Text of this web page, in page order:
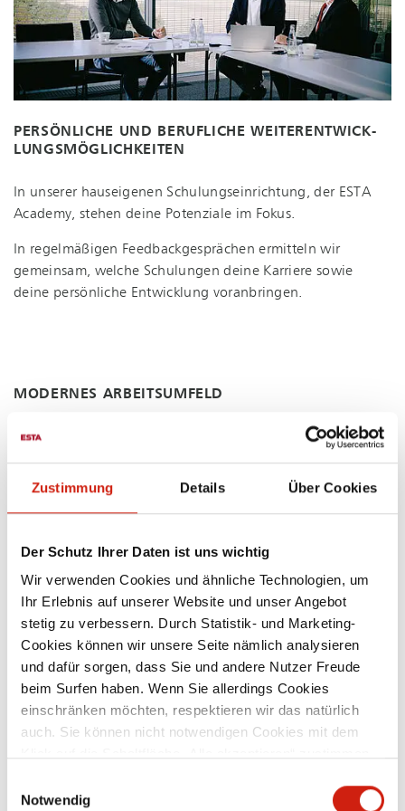
Zustimmung Details Über Cookies
Der Schutz Ihrer Daten ist uns wichtig
Wir verwenden Cookies und ähnliche Technologien, um
Ihr Erlebnis auf unserer Website und unser Angebot
stetig zu verbessern. Durch Statistik- und Marketing-
Cookies können wir unsere Seite nämlich analysieren
und dafür sorgen, dass Sie und andere Nutzer Freude
beim Surfen haben. Wenn Sie allerdings Cookies
einschränken möchten, respektieren wir das natürlich
auch. Sie können nicht notwendigen Cookies mit dem
alle Cookies auswählen.
Notwendig
PERSÖNLICHE UND BERUFLICHE WEI­TER­ENT­WICK­
LUNGS­MÖG­LICH­KEI­TEN
In unserer hauseigenen Schu­lungs­ein­rich­tung, der ESTA
Academy, stehen deine Potenziale im Fokus.
In regelmäßigen Feed­back­ge­sprä­chen ermitteln wir
gemeinsam, welche Schulungen deine Karriere sowie
deine persönliche Entwicklung voranbringen.
MODERNES ARBEITSUMFELD
Den Sonnenaufgang vom Arbeitsplatz aus betrachten?
möglich. Modern eingerichtete und licht­durch­flu­te­te
Arbeitsplätze bieten dir Raum zur Entfaltung deiner
Entspannen in den Pausen.